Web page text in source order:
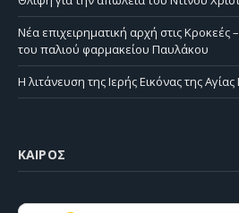
Νέα επιχειρηματική αρχή στις
του παλιού φαρμακείου Παυλάκου
Η λιτάνευση της Ιερής Εικόνας της
ΚΑΙΡΌΣ